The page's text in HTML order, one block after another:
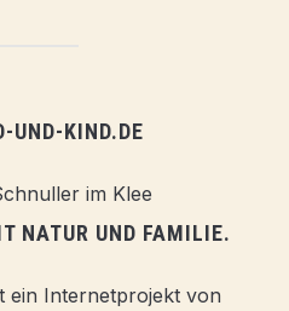
UND-KIND.DE
NATUR UND FAMILIE.
ein Internetprojekt von